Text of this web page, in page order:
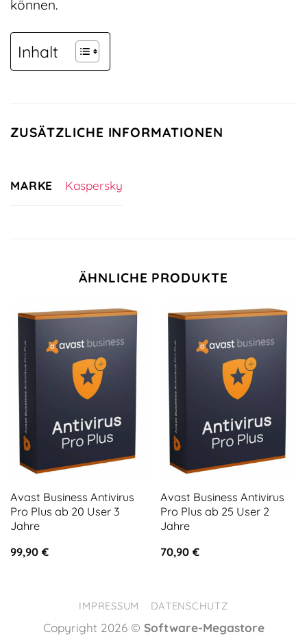
können.
Inhalt
ZUSÄTZLICHE INFORMATIONEN
MARKE Kaspersky
ÄHNLICHE PRODUKTE
Avast Business Antivirus
Pro Plus ab 20 User 3
Jahre
99,90 €
Avast Business Antivirus
Pro Plus ab 25 User 2
Jahre
70,90 €
IMPRESSUM DATENSCHUTZ
Copyright 2026 © Software-Megastore